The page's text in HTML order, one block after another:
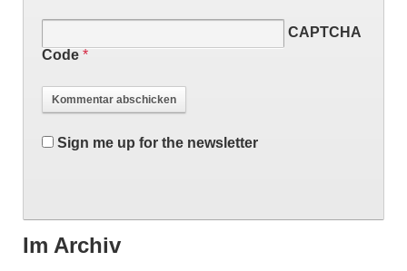
CAPTCHA
Code *
Sign me up for the newsletter
Im Archiv